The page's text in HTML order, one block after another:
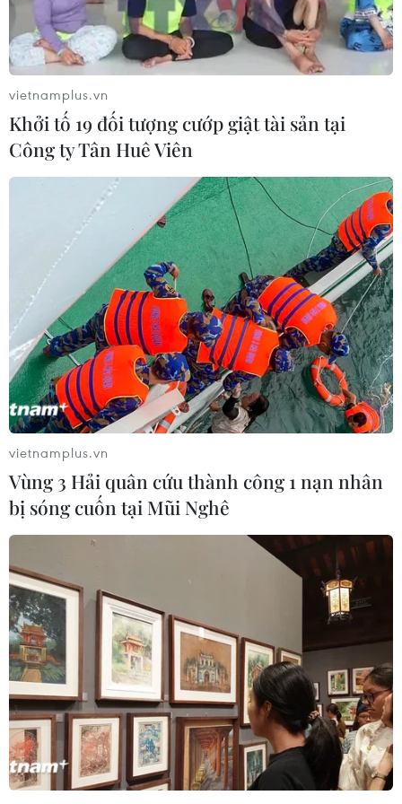
Hà Nội: Tai nạn giao thông liên hoàn,
khiến ít nhất 3 người bị thương
18/12/2018 14:32
Theo thông tin ban đầu, khoảng 18 giờ 30 phút, ngày
18/12, trên phố Trích Sài, phường Bưởi, quận Tây Hồ (Hà
Nội) đã xảy ra vụ tai nạn giao thông liên hoàn khiến
nhiều người bị thương.
Nữ tài xế có nồng độ cồn cao khi đâm xe
liên hoàn ở Hà Nội
19/12/2018 03:38
vietnamplus.vn
Khởi tố 19 đối tượng cướp giật tài sản tại
Công ty Tân Huê Viên
vietnamplus.vn
Vùng 3 Hải quân cứu thành công 1 nạn nhân
bị sóng cuốn tại Mũi Nghê